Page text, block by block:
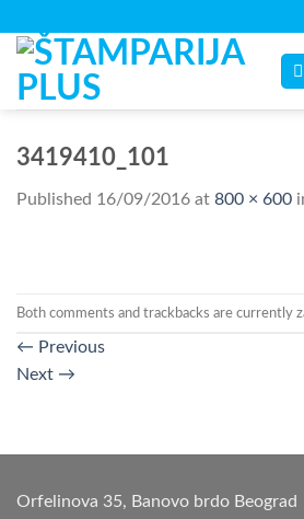
content
3419410_101
Published 16/09/2016 at 800 × 600
Both comments and trackbacks are currently
← Previous
Next →
Orfelinova 35, Banovo brdo Beograd